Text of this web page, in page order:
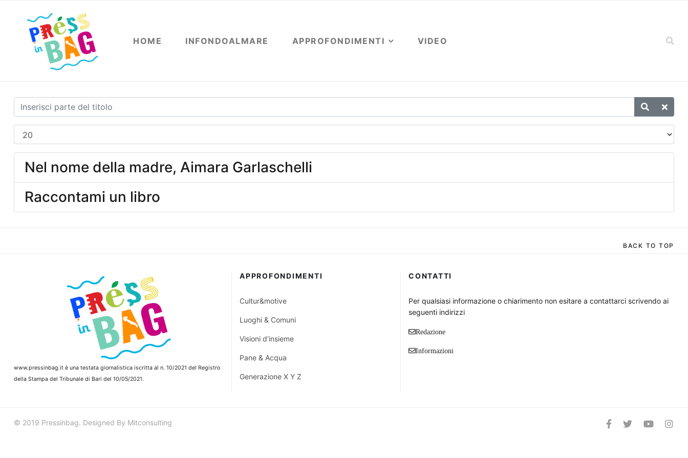
HOME INFONDOALMARE APPROFONDIMENTI VIDEO
Nel nome della madre, Aimara Garlaschelli
Raccontami un libro
BACK TO TOP
www.pressinbag.it è una testata giornalistica iscritta al n. 10/2021 del Registro
della Stampa del Tribunale di Bari del 10/05/2021.
APPROFONDIMENTI
Cultur&motive
Luoghi & Comuni
Visioni d'insieme
Pane & Acqua
Generazione X Y Z
CONTATTI
Per qualsiasi informazione o chiarimento non esitare a contattarci scrivendo ai
seguenti indirizzi
Redazione
Informazioni
© 2019 Pressinbag. Designed By Mitconsulting